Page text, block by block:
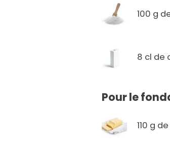
100 g
8 cl de
Pour le
110 g